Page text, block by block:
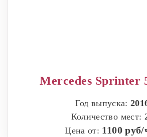
Mercedes Sprinter
Год выпуска:
Количество мест:
Цена от: 1100 руб/